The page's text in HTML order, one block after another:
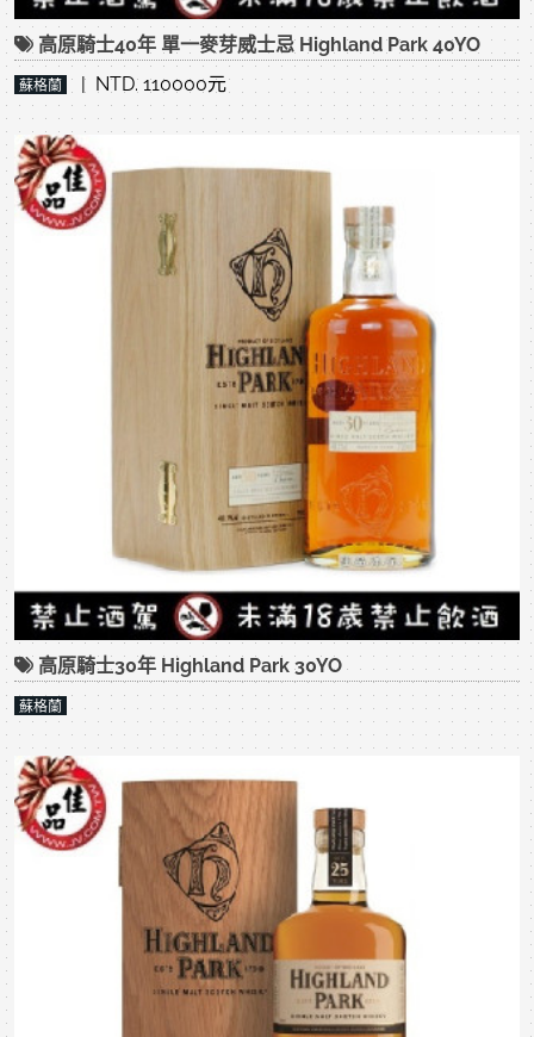
高原騎士40年 單一麥芽威士忌 Highland Park 40YO
蘇格蘭 | NTD. 110000元
高原騎士30年 Highland Park 30YO
蘇格蘭